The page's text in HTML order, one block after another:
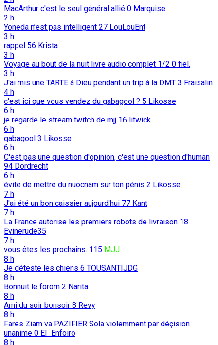
MacArthur c'est le seul général allié 0 Marquise
2 h
Yoneda n’est pas intelligent 27 LouLouEnt
3 h
rappel 56 Krista
3 h
Voyage au bout de la nuit livre audio complet 1/2 0 fiel.
3 h
J'ai mis une TARTE à Dieu pendant un trip à la DMT 3 Fraisalin
4 h
c'est ici que vous vendez du gabagool ? 5 Likosse
6 h
je regarde le stream twitch de mjj 16 litwick
6 h
gabagool 3 Likosse
6 h
C'est pas une question d'opinion, c'est une question d'human
94 Dordrecht
6 h
évite de mettre du nuocnam sur ton pénis 2 Likosse
7 h
J'ai été un bon caissier aujourd'hui 77 Kant
7 h
La France autorise les premiers robots de livraison 18
Evinerude35
7 h
vous êtes les prochains. 115 MJJ
8 h
Je déteste les chiens 6 TOUSANTIJDG
8 h
Bonnuit le forom 2 Narita
8 h
Ami du soir bonsoir 8 Revy
8 h
Fares Ziam va PAZIFIER Sola violemment par déçision
unanime 0 El_Enfoiro
8 h